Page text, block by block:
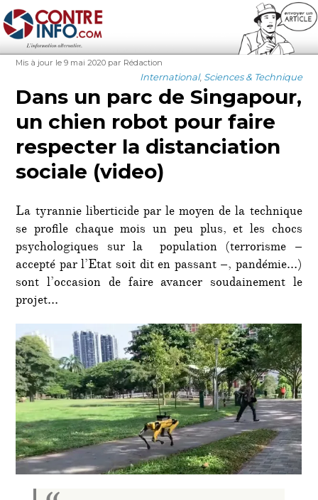
Contre-Info
Publié
Mis à jour le 9 mai 2020 Auteur
par Rédaction
Catégories
International, Sciences & Technique
Dans un parc de Singapour,
un chien robot pour faire
respecter la distanciation
sociale (video)
La tyrannie liberticide par le moyen de la technique
se profile chaque mois un peu plus, et les chocs
psychologiques sur la population (terrorisme –
accepté par l’Etat soit dit en passant –, pandémie…)
sont l’occasion de faire avancer soudainement le
projet…